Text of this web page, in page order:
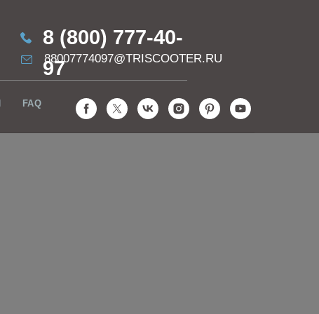
8 (800) 777-40-
97
88007774097@TRISCOOTER.RU
FAQ